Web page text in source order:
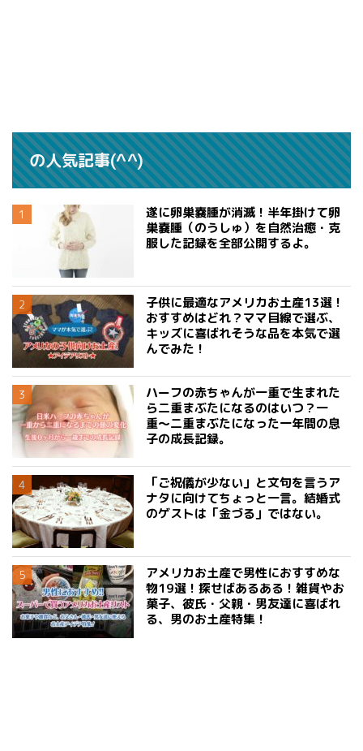
の人気記事(^^)
遂に卵巣嚢腫が消滅！半年掛けて卵
巣嚢腫（のうしゅ）を自然治癒・克
服した記録を全部公開するよ。
子供に最適なアメリカお土産13選！
おすすめはどれ？ママ目線で選ぶ、
キッズに喜ばれそうな品を本気で選
んでみた！
ハーフの赤ちゃんが一重で生まれた
ら二重まぶたになるのはいつ？一
重〜二重まぶたになった一年間の息
子の成長記録。
「ご祝儀が少ない」と文句を言うア
ナタに向けてちょっと一言。結婚式
のゲストは「金づる」ではない。
アメリカお土産で男性におすすめな
物19選！探せばあるある！雑貨やお
菓子、彼氏・父親・男友達に喜ばれ
る、男のお土産特集！